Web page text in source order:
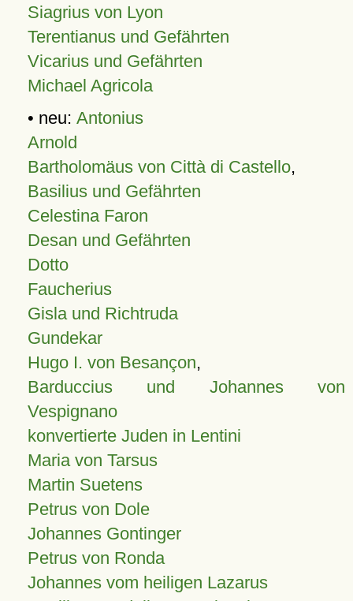
Siagrius von Lyon
Terentianus und Gefährten
Vicarius und Gefährten
Michael Agricola
• neu: Antonius
Arnold
Bartholomäus von Città di Castello,
Basilius und Gefährten
Celestina Faron
Desan und Gefährten
Dotto
Faucherius
Gisla und Richtruda
Gundekar
Hugo I. von Besançon,
Barduccius und Johannes von
Vespignano
konvertierte Juden in Lentini
Maria von Tarsus
Martin Suetens
Petrus von Dole
Johannes Gontinger
Petrus von Ronda
Johannes vom heiligen Lazarus